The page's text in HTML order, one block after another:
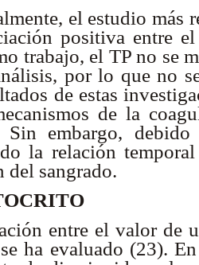
el estudio más
positiva entre
trabajo, el TP no se
por lo que no
de estas
de la
Sin embargo,
la relación
del sangrado.
entre el valor de
ha evaluado (23).